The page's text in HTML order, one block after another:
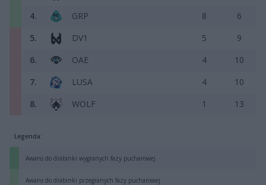
4.
GRP 8
6
5.
DV1 5
9
6.
OAE 4
10
7.
LUSA 4
10
8.
WOLF 1 13
Legenda:
Awans do drabinki wygranych fazy pucharowej
Awans do drabinki przegranych fazy pucharowej